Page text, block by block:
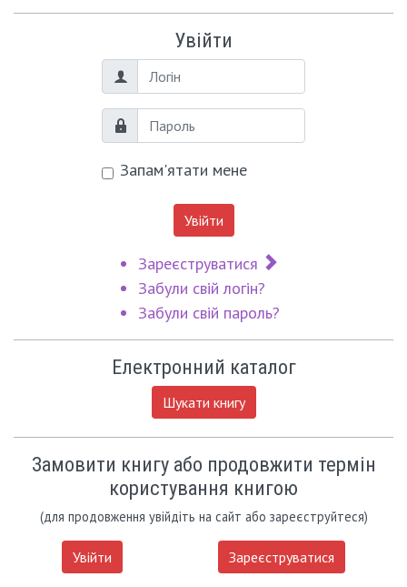
Увійти
Логін
Пароль
Запам'ятати мене
Увійти
Зареєструватися
Забули свій логін?
Забули свій пароль?
Електронний каталог
Шукати книгу
Замовити книгу або продовжити термін
користування книгою
(для продовження увійдіть на сайт або зареєструйтеся)
Увійти Зареєструватися